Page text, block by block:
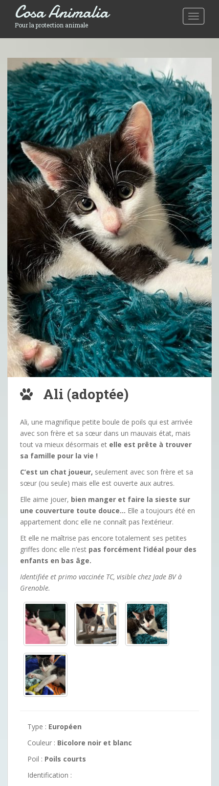
Toggle
Cosa Animalia
Pour la protection animale
Ali (adoptée)
Ali, une magnifique petite boule de poils qui est arrivée
avec son frère et sa sœur dans un mauvais état, mais
tout va mieux désormais et elle est prête à trouver
sa famille pour la vie !
C’est un chat joueur, seulement avec son frère et sa
sœur (ou seule) mais elle est ouverte aux autres.
Elle aime jouer, bien manger et faire la sieste sur
une couverture toute douce… Elle a toujours été en
appartement donc elle ne connaît pas l’extérieur.
Et elle ne maîtrise pas encore totalement ses petites
griffes donc elle n’est pas forcément l’idéal pour des
enfants en bas âge.
Identifiée et primo vaccinée TC, visible chez Jade BV à
Grenoble.
Type : Européen
Couleur : Bicolore noir et blanc
Poil : Poils courts
Identification :